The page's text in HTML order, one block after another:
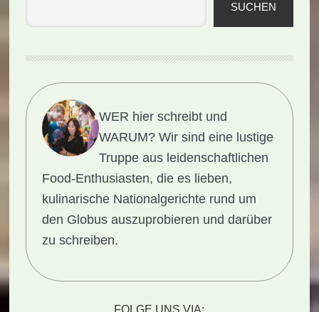
SUCHEN
WER hier schreibt und
WARUM? Wir sind eine lustige
Truppe aus leidenschaftlichen
Food-Enthusiasten, die es lieben,
kulinarische Nationalgerichte rund um
den Globus auszuprobieren und darüber
zu schreiben.
FOLGE UNS VIA: